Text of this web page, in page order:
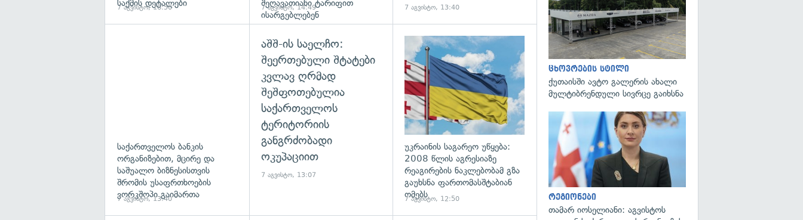
საქმის დეტალები
7 აგვისტო, 16:50
შეღავათიანი ტარიფით
ისარგებლებენ
7 აგვისტო, 14:49 7 აგვისტო, 13:40
საქართველოს ბანკის
ორგანიზებით, მცირე და
საშუალო ბიზნესისთვის
შრომის უსაფრთხოების
ვორკშოპი გაიმართა
7 აგვისტო, 13:40
აშშ-ის საელჩო:
შეერთებული შტატები
კვლავ ღრმად
შეშფოთებულია
საქართველოს
ტერიტორიის
განგრძობადი
ოკუპაციით
7 აგვისტო, 13:07
გადახედვა
უკრაინის საგარეო უწყება:
2008 წლის აგრესიაზე
რეაგირების ნაკლებობამ გზა
გაუხსნა ფართომასშტაბიან
ომებს
7 აგვისტო, 12:50
ცხოვრების სტილი
ქუთაისში ავტო გალერის ახალი
მულტიბრენდული სივრცე გაიხსნა
რეგიონები
თამარ იოსელიანი: აგვისტოს